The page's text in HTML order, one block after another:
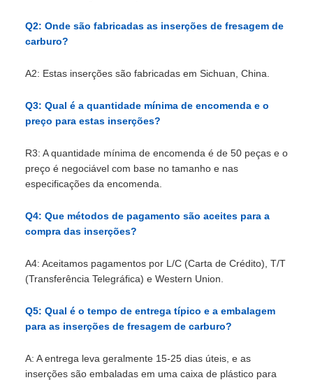
Q2: Onde são fabricadas as inserções de fresagem de
carburo?
A2: Estas inserções são fabricadas em Sichuan, China.
Q3: Qual é a quantidade mínima de encomenda e o
preço para estas inserções?
R3: A quantidade mínima de encomenda é de 50 peças e o
preço é negociável com base no tamanho e nas
especificações da encomenda.
Q4: Que métodos de pagamento são aceites para a
compra das inserções?
A4: Aceitamos pagamentos por L/C (Carta de Crédito), T/T
(Transferência Telegráfica) e Western Union.
Q5: Qual é o tempo de entrega típico e a embalagem
para as inserções de fresagem de carburo?
A: A entrega leva geralmente 15-25 dias úteis, e as
inserções são embaladas em uma caixa de plástico para